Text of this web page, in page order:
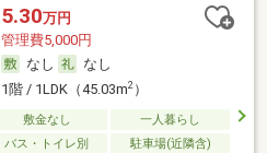
5.30万円
管理費5,000円
なし
なし
1階 / 1LDK（45.03m2）
敷金なし
一人暮らし
バス・トイレ別 駐車場(近隣含)